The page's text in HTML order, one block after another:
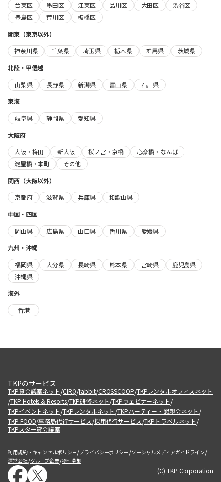
台東区
墨田区 江東区 品川区 大田区
渋谷区
豊島区
荒川区
板橋区
関東（東京以外）
神奈川県
千葉県 埼玉県 栃木県 群馬県
茨城県
北陸・甲信越
山梨県
長野県 新潟県 富山県
石川県
東海
岐阜県
静岡県
愛知県
大阪府
大阪・梅田
新大阪 桜ノ宮・京橋
心斎橋・なんば
淀屋橋・本町
その他
関西（大阪以外）
京都府
滋賀県 兵庫県
和歌山県
中国・四国
岡山県
広島県 山口県 香川県
愛媛県
九州・沖縄
福岡県
大分県 長崎県 熊本県 宮崎県
鹿児島県
沖縄県
海外
香港
TKPのサービス
TKP貸会議室ネット/CIRQ/fabbit/CROSSCOOP/TKPレンタルオフィスネット
/TKP Hotels & Resorts/TKP研修ネット/TKPウェビナーネット/
TKPイベントネット/TKPレンタルネット/TKPパーティー・懇親会ネット/
TKP FOOD/事務局代行サービス/採用代行サービス/TKPトラベルネット/
TKPスター貸会議室
利用規約・キャンセルポリシー/プライバシーポリシー/ソーシャルメディアガイドライン/
運営会社/グループ企業/物件募集
(C) TKP Corporation